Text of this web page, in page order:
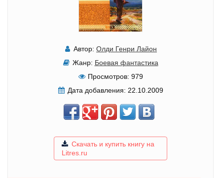
Автор: Олди Генри Лайон
Жанр: Боевая фантастика
Просмотров: 979
Дата добавления: 22.10.2009
Скачать и купить книгу на
Litres.ru